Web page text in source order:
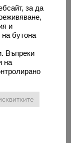
на Киари
за да
и
бутона
Въпреки
на